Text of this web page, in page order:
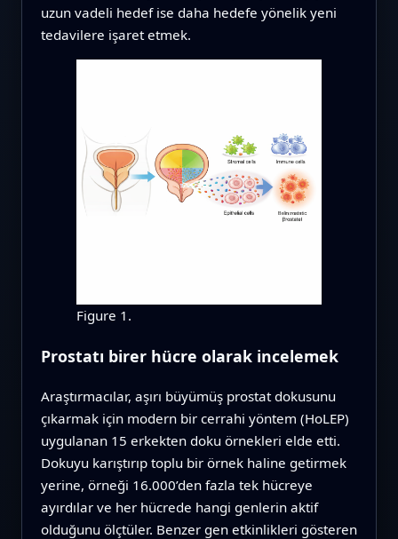
uzun vadeli hedef ise daha hedefe yönelik yeni
tedavilere işaret etmek.
Figure 1.
Prostatı birer hücre olarak incelemek
Araştırmacılar, aşırı büyümüş prostat dokusunu
çıkarmak için modern bir cerrahi yöntem (HoLEP)
uygulanan 15 erkekten doku örnekleri elde etti.
Dokuyu karıştırıp toplu bir örnek haline getirmek
yerine, örneği 16.000’den fazla tek hücreye
ayırdılar ve her hücrede hangi genlerin aktif
olduğunu ölçtüler. Benzer gen etkinlikleri gösteren